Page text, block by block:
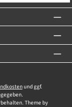
und ggf.
Theme by